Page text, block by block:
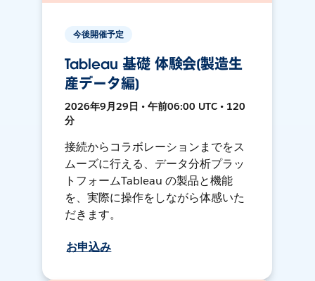
今後開催予定
Tableau 基礎 体験会[製造生
産データ編]
2026年9月29日 • 午前06:00 UTC • 120
分
接続からコラボレーションまでをス
ムーズに行える、データ分析プラッ
トフォームTableau の製品と機能
を、実際に操作をしながら体感いた
だきます。
お申込み